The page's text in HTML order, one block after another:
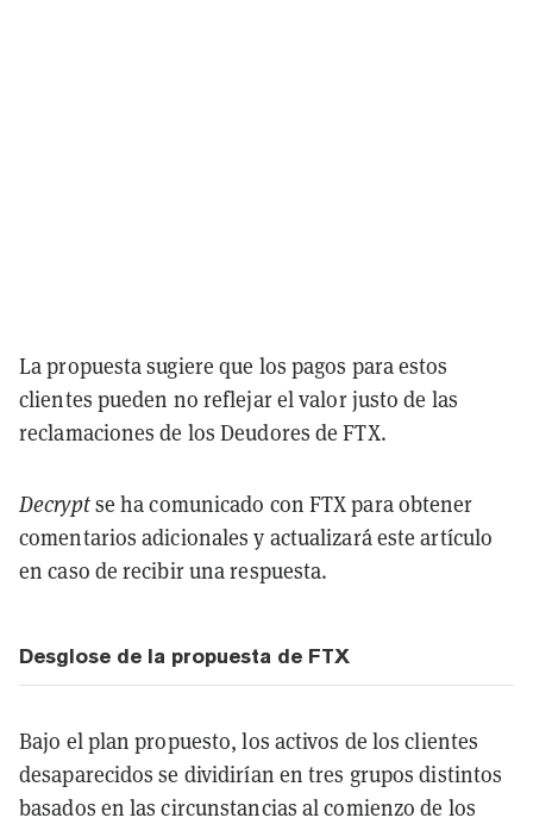
La propuesta sugiere que los pagos para estos
clientes pueden no reflejar el valor justo de las
reclamaciones de los Deudores de FTX.
Decryptse ha comunicado con FTX para obtener
comentarios adicionales y actualizará este artículo
en caso de recibir una respuesta.
Desglose de la propuesta de FTX
Bajo el plan propuesto, los activos de los clientes
desaparecidos se dividirían en tres grupos distintos
basados en las circunstancias al comienzo de los